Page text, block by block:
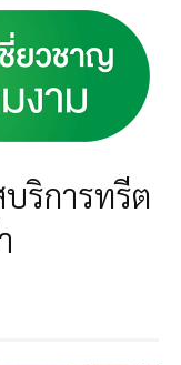
ริการทรีต